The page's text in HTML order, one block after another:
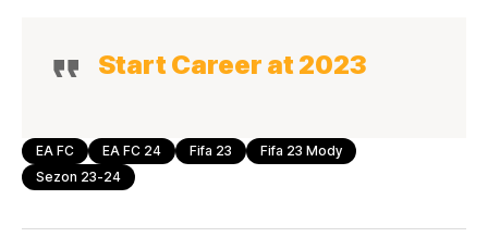
Start Career at 2023
EA FC EA FC 24 Fifa 23
Fifa 23 Mody
Sezon 23-24